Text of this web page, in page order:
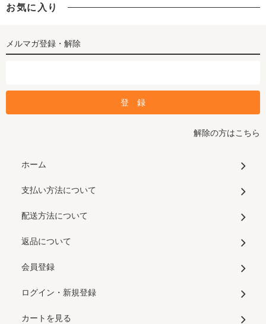
お気に入り
メルマガ登録・解除
解除の方はこちら
ホーム
支払い方法について
配送方法について
返品について
会員登録
ログイン・新規登録
カートを見る